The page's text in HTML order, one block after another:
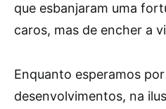
que esbanjaram uma
caros, mas de encher a
Enquanto esperamos
desenvolvimentos, na